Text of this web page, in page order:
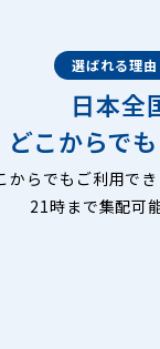
選ばれる理由
日本全
どこからで
からでもご利用で
21時まで集配可